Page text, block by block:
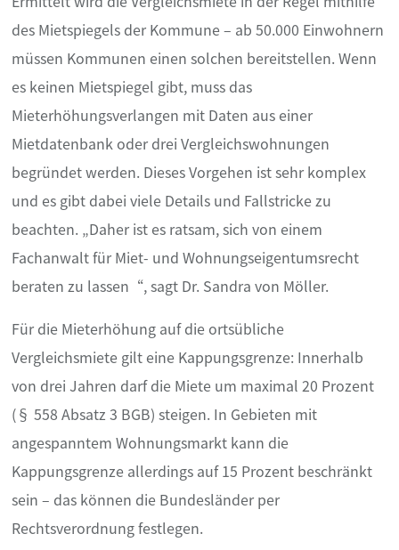
des Mietspiegels der Kommune – ab 50.000 Einwohnern
müssen Kommunen einen solchen bereitstellen. Wenn
es keinen Mietspiegel gibt, muss das
Mieterhöhungsverlangen mit Daten aus einer
Mietdatenbank oder drei Vergleichswohnungen
begründet werden. Dieses Vorgehen ist sehr komplex
und es gibt dabei viele Details und Fallstricke zu
beachten. „Daher ist es ratsam, sich von einem
Fachanwalt für Miet- und Wohnungseigentumsrecht
beraten zu lassen“, sagt Dr. Sandra von Möller.
Für die Mieterhöhung auf die ortsübliche
Vergleichsmiete gilt eine Kappungsgrenze: Innerhalb
von drei Jahren darf die Miete um maximal 20 Prozent
(§ 558 Absatz 3 BGB) steigen. In Gebieten mit
angespanntem Wohnungsmarkt kann die
Kappungsgrenze allerdings auf 15 Prozent beschränkt
sein – das können die Bundesländer per
Rechtsverordnung festlegen.